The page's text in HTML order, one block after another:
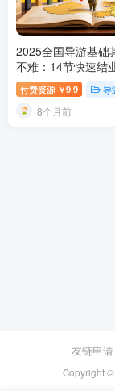
2025全国导游基础
不难：14节快速结
天通关2025导游资
导游基础知识快速
付费资源 ￥9.9 导
8个月前
友链申请
Copyright ©